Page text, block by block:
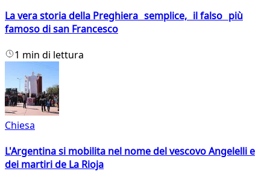
La vera storia della Preghiera semplice, il falso più
famoso di san Francesco
1 min di lettura
Chiesa
L'Argentina si mobilita nel nome del vescovo Angelelli e
dei martiri de La Rioja